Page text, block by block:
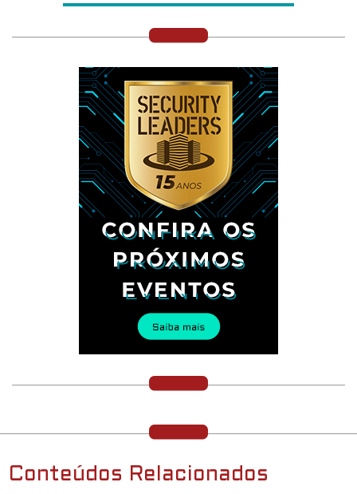
Conteúdos Relacionados